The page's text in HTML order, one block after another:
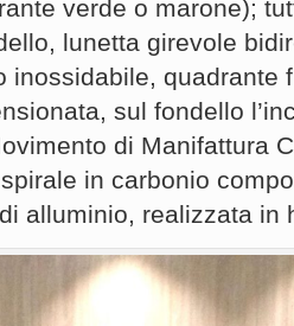
verde o marone);
lunetta girevole
inossidabile, quadrante
sul fondello
di Manifattura
in carbonio
alluminio, realizzata in